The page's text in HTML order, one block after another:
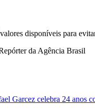
disponíveis para
da Agência Brasil